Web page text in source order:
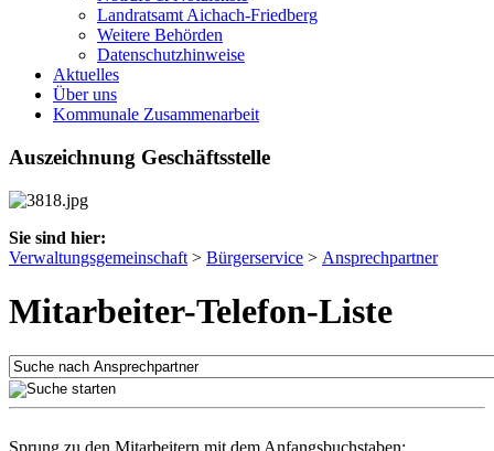
Landratsamt Aichach-Friedberg
Weitere Behörden
Datenschutzhinweise
Aktuelles
Über uns
Kommunale Zusammenarbeit
Auszeichnung Geschäftsstelle
Sie sind hier:
Verwaltungsgemeinschaft > Bürgerservice > Ansprechpartner
Mitarbeiter-Telefon-Liste